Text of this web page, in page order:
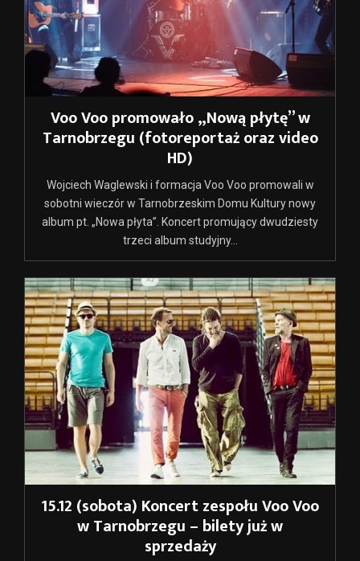
Voo Voo promowało „Nową płytę” w
Tarnobrzegu (fotoreportaż oraz video
HD)
Wojciech Waglewski i formacja Voo Voo promowali w
sobotni wieczór w Tarnobrzeskim Domu Kultury nowy
album pt. „Nowa płyta”. Koncert promujący dwudziesty
trzeci album studyjny...
15.12 (sobota) Koncert zespołu Voo Voo
w Tarnobrzegu – bilety już w
sprzedaży